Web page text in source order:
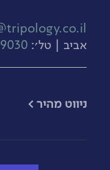
אביב | טל׳:
​ניווט מהיר >